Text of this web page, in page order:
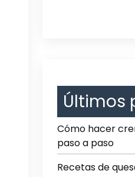
Últimos
Cómo hacer
paso a paso
Recetas de